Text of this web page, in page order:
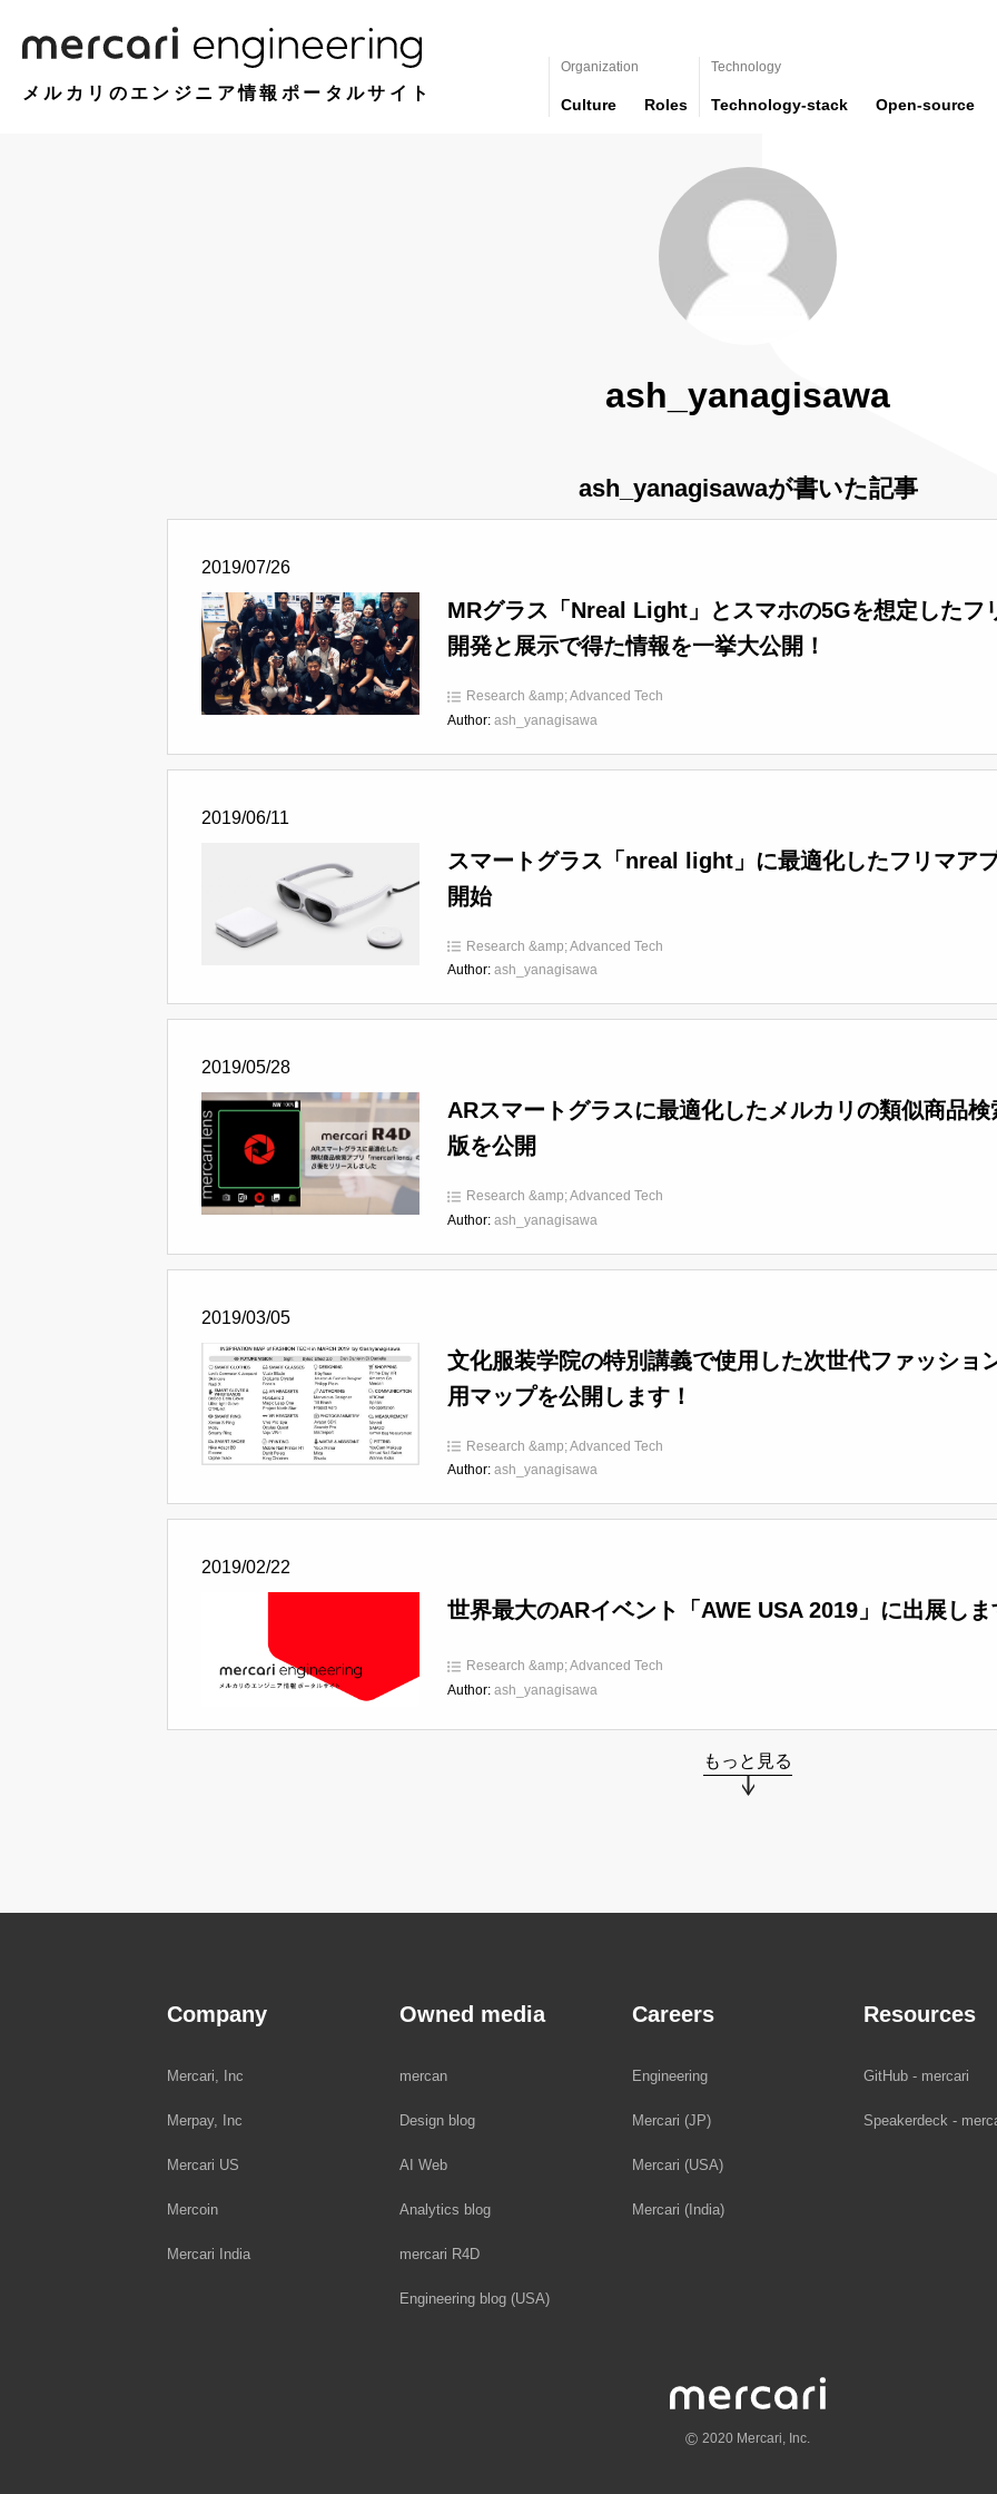
メルカリのエンジニア情報ポータルサイト
Organization
Culture Roles
Technology
Technology-stack Open-source
ash_yanagisawa
ash_yanagisawaが書いた記事
2019/07/26
MRグラス「Nreal Light」とスマホの5Gを想定したフ
開発と展示で得た情報を一挙大公開！
Research &amp; Advanced Tech
Author: ash_yanagisawa
2019/06/11
スマートグラス「nreal light」に最適化したフリマア
開始
Research &amp; Advanced Tech
Author: ash_yanagisawa
2019/05/28
ARスマートグラスに最適化したメルカリの類似商品
版を公開
Research &amp; Advanced Tech
Author: ash_yanagisawa
2019/03/05
文化服装学院の特別講義で使用した次世代ファッショ
用マップを公開します！
Research &amp; Advanced Tech
Author: ash_yanagisawa
2019/02/22
世界最大のARイベント「AWE USA 2019」に出展しま
Research &amp; Advanced Tech
Author: ash_yanagisawa
もっと見る
Company
Mercari, Inc
Merpay, Inc
Mercari US
Mercoin
Mercari India
Owned media
mercan
Design blog
AI Web
Analytics blog
mercari R4D
Engineering blog (USA)
Careers
Engineering
Mercari (JP)
Mercari (USA)
Mercari (India)
Resources
GitHub - mercari
Speakerdeck -
© 2020 Mercari, Inc.